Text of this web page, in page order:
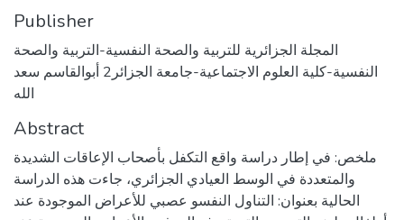
Publisher
المجلة الجزائرية للتربية والصحة النفسية-التربية والصحة
النفسية-كلية العلوم الاجتماعية-جامعة الجزائر2 أبوالقاسم سعد
الله
Abstract
ملخص: في إطار دراسة واقع التكفل بأصحاب الإعاقات الشديدة
والمتعددة في الوسط العيادي الجزائري، جاءت هذه الدراسة
الحالية بعنوان: التناول النفسو عصبي للأعراض الموجودة عند